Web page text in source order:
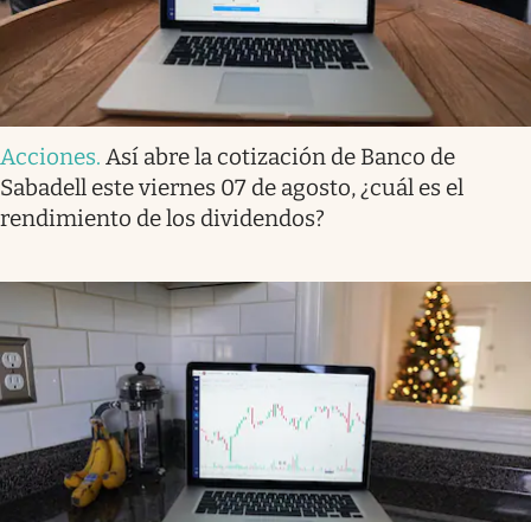
Acciones. Así abre la cotización de Banco de
Sabadell este viernes 07 de agosto, ¿cuál es el
rendimiento de los dividendos?